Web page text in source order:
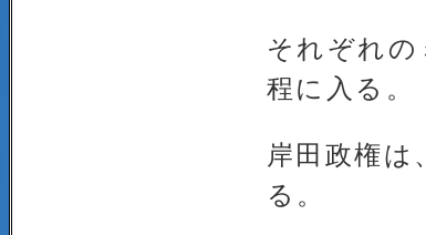
それぞれ
程に入る。
岸田政権
る。